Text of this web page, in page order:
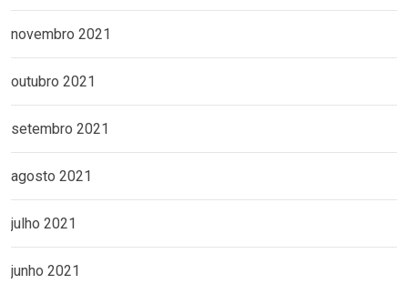
novembro 2021
outubro 2021
setembro 2021
agosto 2021
julho 2021
junho 2021